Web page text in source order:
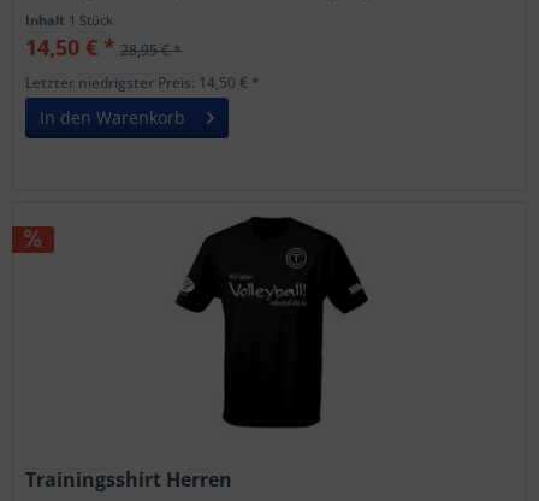
Inhalt 1 Stück
14,50 € * 28,95 € *
Letzter niedrigster Preis: 14,50 € *
In den Warenkorb
Trainingsshirt Herren